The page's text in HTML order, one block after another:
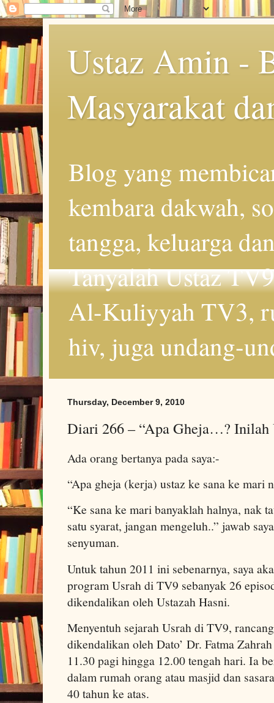
Ustaz Amin -
Masyarakat
Blog yang
kembara dakwah,
tangga, keluarga
Tanyalah Ustaz
Al-Kuliyyah TV3,
hiv, juga undang-
Thursday, December 9, 2010
Diari 266 – “Apa Gheja…?
Ada orang bertanya pada saya:-
“Apa gheja (kerja) ustaz ke sana ke mari
“Ke sana ke mari banyaklah halnya, nak
satu syarat, jangan mengeluh..” jawab
senyuman.
Untuk tahun 2011 ini sebenarnya, saya
program Usrah di TV9 sebanyak 26
dikendalikan oleh Ustazah Hasni.
Menyentuh sejarah Usrah di TV9,
dikendalikan oleh Dato’ Dr. Fatma
11.30 pagi hingga 12.00 tengah hari. Ia
dalam rumah orang atau masjid dan
40 tahun ke atas.